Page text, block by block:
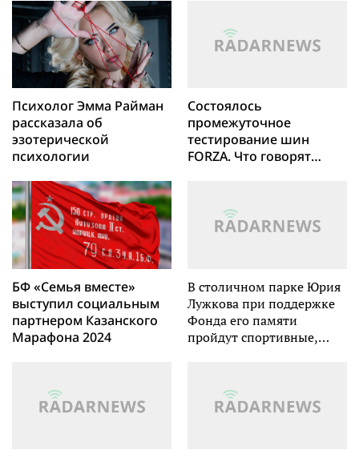
Психолог Эмма Райман
рассказала об
эзотерической
психологии
Состоялось
промежуточное
тестирование шин
FORZA. Что говорят
БФ «Семья вместе»
выступил социальным
партнером Казанского
Марафона 2024
В столичном парке Юрия
Лужкова при поддержке
Фонда его памяти
пройдут спортивные,
мероприятия